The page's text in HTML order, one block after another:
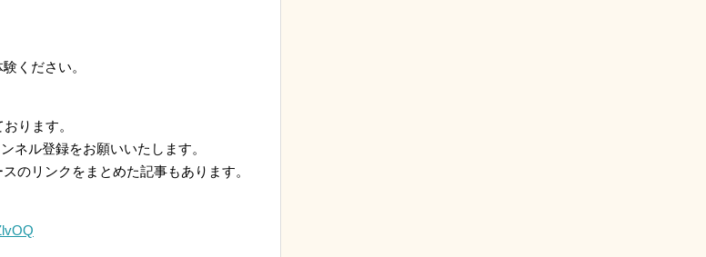
ください。
ります。
ネル登録をお願いいたします。
のリンクをまとめた記事もあります。